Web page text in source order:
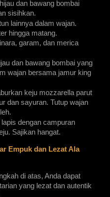
dan bawang bombai
sisihkan.
lainnya dalam wajan.
hingga matang.
garam, dan merica
dan bawang bombai yang
wajan bersama jamur king
keju mozzarella parut
dan sayuran. Tutup wajan
lapis dengan campuran
Sajikan hangat.
Empuk dan Lezat Ala
di atas, Anda dapat
yang lezat dan autentik